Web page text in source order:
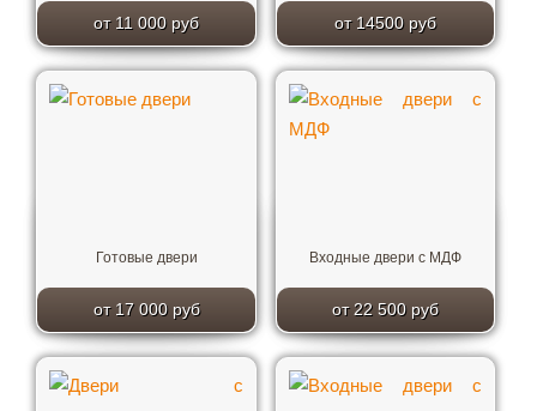
от 11 000 руб от 14500 руб
Готовые двери
от 17 000 руб
Входные двери с МДФ
от 22 500 руб